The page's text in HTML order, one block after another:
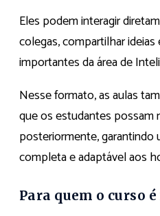
Eles podem interagir
colegas, compartilhar
importantes da área de
Nesse formato, as aulas
que os estudantes possam
posteriormente, garantindo
completa e adaptável aos
Para quem o curso